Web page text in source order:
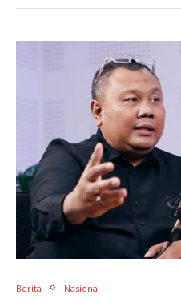
Berita Nasional